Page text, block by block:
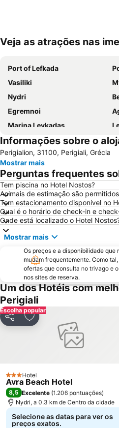
Ampliar mapa
Veja as atrações nas
Port of Lefkada
Vasiliki
Nydri
Egremnoi
Marina Leykadas
Aktion National Airport
Informações sobre o
Perigialion, 31100, Perigiali, Grécia
Mostrar mais
Perguntas frequentes
Tem piscina no Hotel Nostos?
Animais de estimação são
Tem estacionamento disponível no
Qual é o horário de check-in e
Onde está localizado o Hotel
Mostrar mais
Os preços e a disponibilidade que
mudam frequentemente. Como
ofertas que consulta no trivago e
nos sites de reserva.
Um dos Hotéis com
Perigiali
Escolha popular
PartilharAdicionar aos favoritos
3 Estrelas
Hotel
Avra Beach Hotel
8,5 Excelente (1.206 pontuações)
Nydri, a 0.3 km de Centro da cidade
Selecione as datas para ver os
preços exatos.